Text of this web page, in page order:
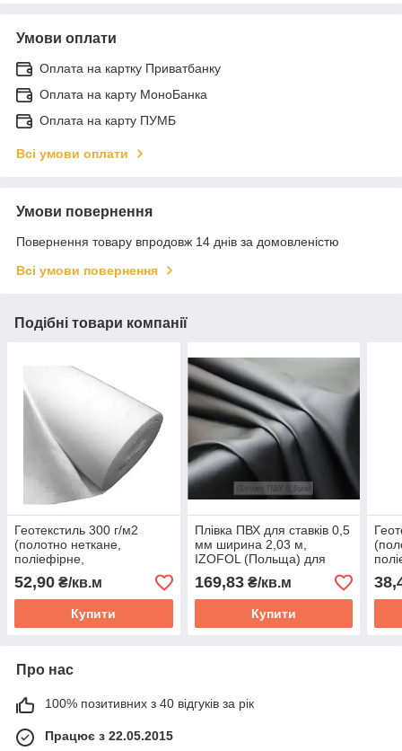
Умови оплати
Оплата на картку Приватбанку
Оплата на карту МоноБанка
Оплата на карту ПУМБ
Всі умови оплати
Умови повернення
Повернення товару впродовж 14 днів за домовленістю
Всі умови повернення
Подібні товари компанії
Геотекстиль 300 г/м2
(полотно неткане,
поліефірне,
голкопробивний, для
ставка, дороги, тротуара,
парковки), ціна за 1 м2
52,90 ₴/кв.м
Купити
Плівка ПВХ для ставків 0,5
мм ширина 2,03 м,
IZOFOL (Польща) для
озера, водоймища,
ставки, водоспаду, ціна за
1м2
169,83₴/кв.м
Купити
Про нас
100% позитивних з 40 відгуків за рік
Працює з 22.05.2015